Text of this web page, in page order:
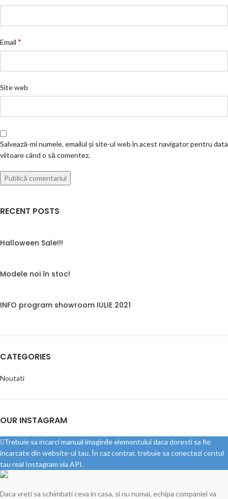
Email *
Site web
Salvează-mi numele, emailul și site-ul web în acest navigator pentru data
viitoare când o să comentez.
RECENT POSTS
Halloween Sale!!!
Modele noi în stoc!
INFO program showroom IULIE 2021
CATEGORIES
Noutati
OUR INSTAGRAM
Trebuie sa incarci manual imaginile elementului daca doresti sa fie
incarcate din website-ul tau. În caz contrar, trebuie sa conectezi contul
tau real Instagram via API.
Daca vreti sa schimbati ceva in casa, si nu numai, echipa companiei va